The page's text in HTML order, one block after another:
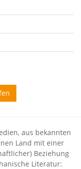
aus bekannten
Land mit einer
Beziehung
Literatur: